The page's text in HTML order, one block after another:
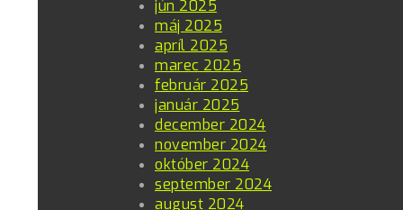
jún 2025
máj 2025
apríl 2025
marec 2025
február 2025
január 2025
december 2024
november 2024
október 2024
september 2024
august 2024